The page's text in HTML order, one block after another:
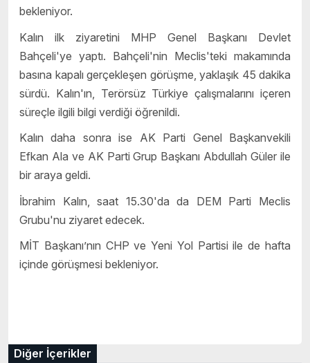
bekleniyor.
Kalın ilk ziyaretini MHP Genel Başkanı Devlet
Bahçeli'ye yaptı. Bahçeli'nin Meclis'teki makamında
basına kapalı gerçekleşen görüşme, yaklaşık 45 dakika
sürdü. Kalın'ın, Terörsüz Türkiye çalışmalarını içeren
süreçle ilgili bilgi verdiği öğrenildi.
Kalın daha sonra ise AK Parti Genel Başkanvekili
Efkan Ala ve AK Parti Grup Başkanı Abdullah Güler ile
bir araya geldi.
İbrahim Kalın, saat 15.30'da da DEM Parti Meclis
Grubu'nu ziyaret edecek.
MİT Başkanı’nın CHP ve Yeni Yol Partisi ile de hafta
içinde görüşmesi bekleniyor.
Diğer İçerikler